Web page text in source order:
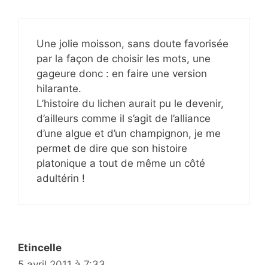
Une jolie moisson, sans doute favorisée
par la façon de choisir les mots, une
gageure donc : en faire une version
hilarante.
L’histoire du lichen aurait pu le devenir,
d’ailleurs comme il s’agit de l’alliance
d’une algue et d’un champignon, je me
permet de dire que son histoire
platonique a tout de même un côté
adultérin !
Etincelle